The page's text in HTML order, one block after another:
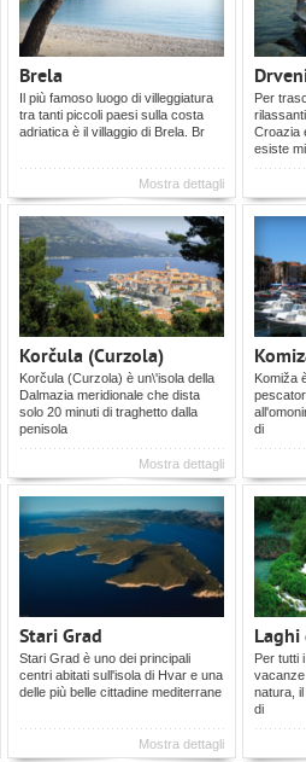
Brela
Il più famoso luogo di villeggiatura
tra tanti piccoli paesi sulla costa
adriatica è il villaggio di Brela. Br
Mostra dettagli
Per
Croazia
esiste
Korčula (Curzola)
Korčula (Curzola) è un\'isola della
Dalmazia meridionale che dista
solo 20 minuti di traghetto dalla
penisola
Mostra dettagli
Komiža
di
Stari Grad
Stari Grad è uno dei principali
centri abitati sull'isola di Hvar e una
delle più belle cittadine mediterrane
Mostra dettagli
Per tutti
natura,
di